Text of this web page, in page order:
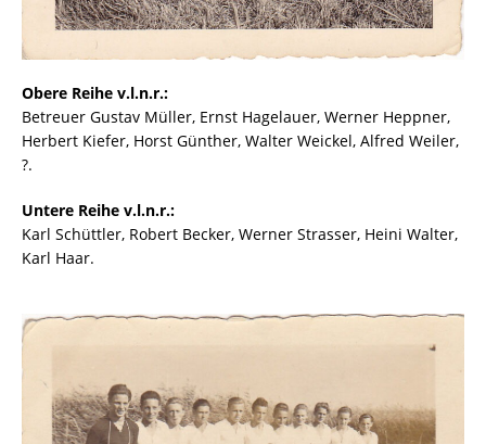
Obere Reihe v.l.n.r.:
Betreuer Gustav Müller, Ernst Hagelauer, Werner Heppner,
Herbert Kiefer, Horst Günther, Walter Weickel, Alfred Weiler,
?.
Untere Reihe v.l.n.r.:
Karl Schüttler, Robert Becker, Werner Strasser, Heini Walter,
Karl Haar.